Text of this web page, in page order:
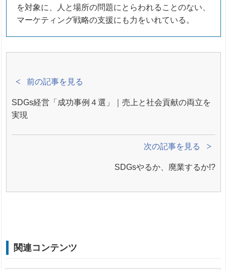
を対象に、人と場所の問題にとらわれることのない、
マーケティング戦略の支援にも力をいれている。
前の記事を見る
SDGs経営「成功事例４選」｜売上と社会貢献の両立を
実現
次の記事を見る
SDGsやるか、廃業するか!?
関連コンテンツ